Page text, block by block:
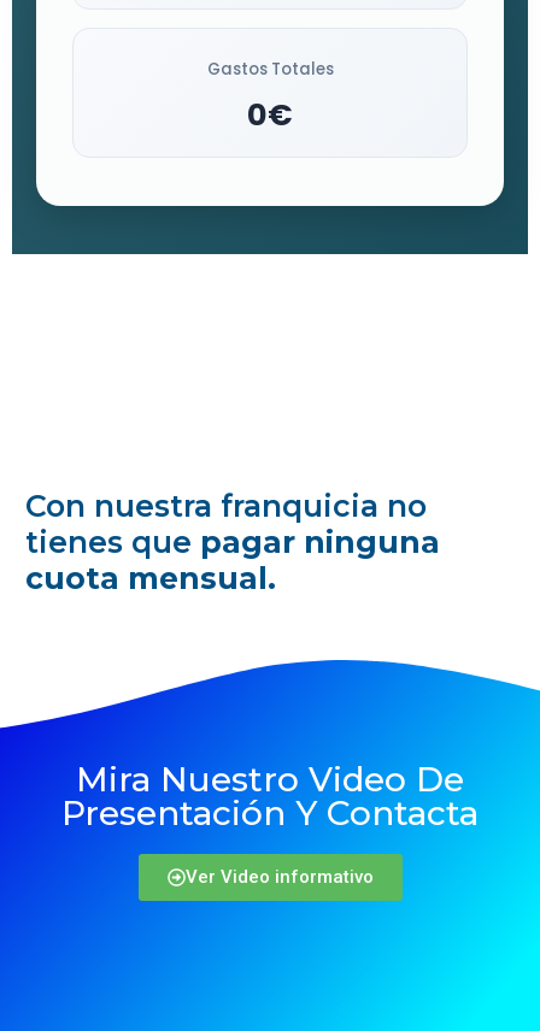
Gastos Totales
0€
Con nuestra franquicia no
tienes que pagar ninguna
cuota mensual.
Mira Nuestro Video De
Presentación Y Contacta
Ver Video informativo